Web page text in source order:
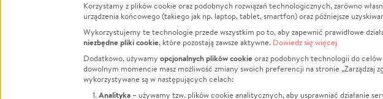
FacebookTwitter Instagram
LinkedInTikTok Youtube
Informacje
Jak to działa?
Regulamin
Polityka Prywatności
Korzystamy z plików cookie oraz podobnych rozwiązań technologicznych, zarówno
urządzenia końcowego (takiego jak np. laptop, tablet, smartfon) oraz późniejsze
Wykorzystujemy te technologie przede wszystkim po to, aby zapewnić prawidłowe
niezbędne pliki cookie, które pozostają zawsze aktywne. Dowiedz się więcej
Dodatkowo, używamy opcjonalnych plików cookieoraz podobnych technologii do
dowolnym momencie masz możliwość zmiany swoich preferencji na stronie „Zarządzaj
wykorzystywane są w następujących celach:
Analityka – używamy tzw. plików cookie analitycznych, aby usprawniać działanie